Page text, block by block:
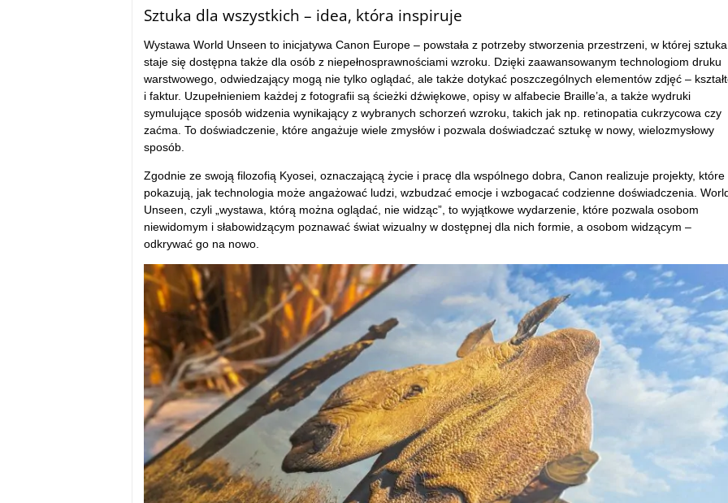
Sztuka dla wszystkich – idea, która inspiruje
Wystawa World Unseen to inicjatywa Canon Europe – powstała z potrzeby stworzenia przestrzeni, w której sztuka
staje się dostępna także dla osób z niepełnosprawnościami wzroku. Dzięki zaawansowanym technologiom druku
warstwowego, odwiedzający mogą nie tylko oglądać, ale także dotykać poszczególnych elementów zdjęć –
i faktur. Uzupełnieniem każdej z fotografii są ścieżki dźwiękowe, opisy w alfabecie Braille’a, a także wydruki
symulujące sposób widzenia wynikający z wybranych schorzeń wzroku, takich jak np. retinopatia cukrzycowa czy
zaćma. To doświadczenie, które angażuje wiele zmysłów i pozwala doświadczać sztukę w nowy, wielozmysłowy
sposób.
Zgodnie ze swoją filozofią Kyosei, oznaczającą życie i pracę dla wspólnego dobra, Canon realizuje projekty, które
pokazują, jak technologia może angażować ludzi, wzbudzać emocje i wzbogacać codzienne doświadczenia.
Unseen, czyli „wystawa, którą można oglądać, nie widząc”, to wyjątkowe wydarzenie, które pozwala osobom
niewidomym i słabowidzącym poznawać świat wizualny w dostępnej dla nich formie, a osobom widzącym –
odkrywać go na nowo.